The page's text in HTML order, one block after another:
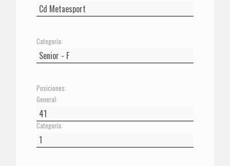
Categoría:
Posiciones:
General:
Categoría: